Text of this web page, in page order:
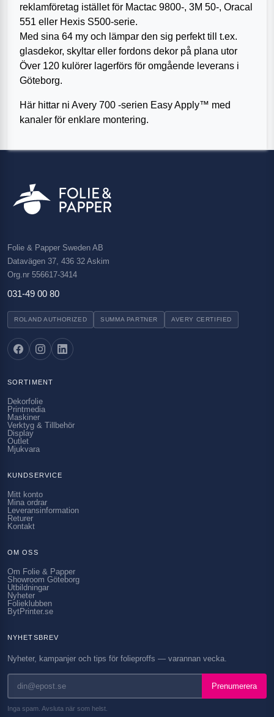
reklamföretag istället för Mactac 9800-, 3M 50-, Oracal
551 eller Hexis S500-serie.
Med sina 64 my och lämpar den sig perfekt till t.ex.
glasdekor, skyltar eller fordons dekor på plana utor
Över 120 kulörer lagerförs för omgående leverans i
Göteborg.
Här hittar ni Avery 700 -serien Easy Apply™ med
kanaler för enklare montering.
Folie & Papper Sweden AB
Datavägen 37, 436 32 Askim
Org.nr 556617-3414
031-49 00 80
ROLAND AUTHORIZED SUMMA PARTNER AVERY CERTIFIED
SORTIMENT
Dekorfolie
Printmedia
Maskiner
Verktyg & Tillbehör
Display
Outlet
Mjukvara
KUNDSERVICE
Mitt konto
Mina ordrar
Leveransinformation
Returer
Kontakt
OM OSS
Om Folie & Papper
Showroom Göteborg
Utbildningar
Nyheter
Folieklubben
BytPrinter.se
NYHETSBREV
Nyheter, kampanjer och tips för folieproffs — varannan vecka.
Prenumerera
Inga spam. Avsluta när som helst.